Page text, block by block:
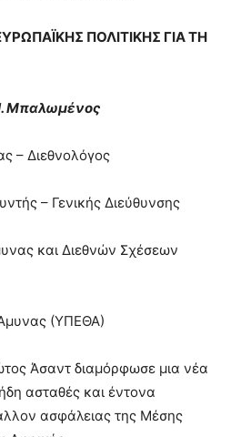
ΠΟΛΙΤΙΚΗΣ ΓΙΑ ΤΗ
Μπαλωμένος
– Διεθνολόγος
– Γενικής Διεύθυνσης
και Διεθνών Σχέσεων
(ΥΠΕΘΑ)
Άσαντ διαμόρφωσε μια νέα
ασταθές και έντονα
ασφάλειας της Μέσης